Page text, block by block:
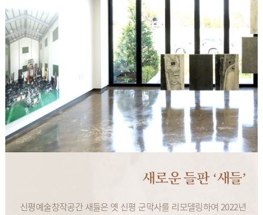
새로운 들판 ‘새들’
신평예술창작공간 새들은 옛 신평 군막사를 리모델링하여 2022년